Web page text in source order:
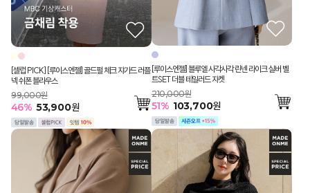
[셀럽 PICK] [루이스엔젤] 골드펄 체크 쟈가드 러플
넥 쉬폰 블라우스
99,000원
46% 53,900원
[루이스엔젤] 블루엘 사각사각 린넨 라이크 실버 벨
트SET 더블 테일러드 자켓
210,000원
51% 103,700원